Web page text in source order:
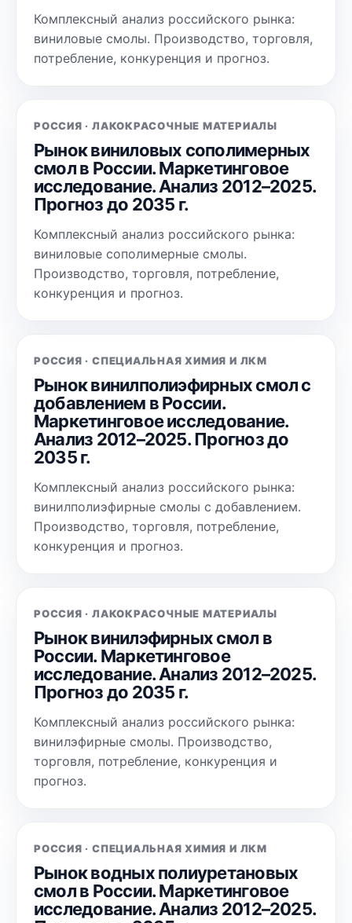
Комплексный анализ российского рынка:
виниловые смолы. Производство, торговля,
потребление, конкуренция и прогноз.
РОССИЯ · ЛАКОКРАСОЧНЫЕ МАТЕРИАЛЫ
Рынок виниловых сополимерных
смол в России. Маркетинговое
исследование. Анализ 2012–2025.
Прогноз до 2035 г.
Комплексный анализ российского рынка:
виниловые сополимерные смолы.
Производство, торговля, потребление,
конкуренция и прогноз.
РОССИЯ · СПЕЦИАЛЬНАЯ ХИМИЯ И ЛКМ
Рынок винилполиэфирных смол с
добавлением в России.
Маркетинговое исследование.
Анализ 2012–2025. Прогноз до
2035 г.
Комплексный анализ российского рынка:
винилполиэфирные смолы с добавлением.
Производство, торговля, потребление,
конкуренция и прогноз.
РОССИЯ · ЛАКОКРАСОЧНЫЕ МАТЕРИАЛЫ
Рынок винилэфирных смол в
России. Маркетинговое
исследование. Анализ 2012–2025.
Прогноз до 2035 г.
Комплексный анализ российского рынка:
винилэфирные смолы. Производство,
торговля, потребление, конкуренция и
прогноз.
РОССИЯ · СПЕЦИАЛЬНАЯ ХИМИЯ И ЛКМ
Рынок водных полиуретановых
смол в России. Маркетинговое
исследование. Анализ 2012–2025.